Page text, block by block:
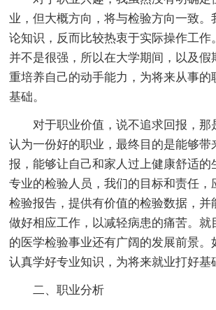
业，但大概方向，将与检验方向一致。
论知识，反而比较热衷于实际操作工作
并不是很强，所以在大学期间，以及假
重培养自己的动手能力，为将来从事的
基础。
对于职业价值，说不追求回报，那
认为一份好的职业，最终目的是能够带
报，能够让自己和家人过上健康舒适的
专业的检验人员，我们的目标和责任，
检验报告，提供有价值的检验数据，并
做好相应工作，以减轻病患的痛苦。就
的医学检验事业还有广阔的发展前景。
认真学好专业知识，为将来就业打好基
二、职业分析